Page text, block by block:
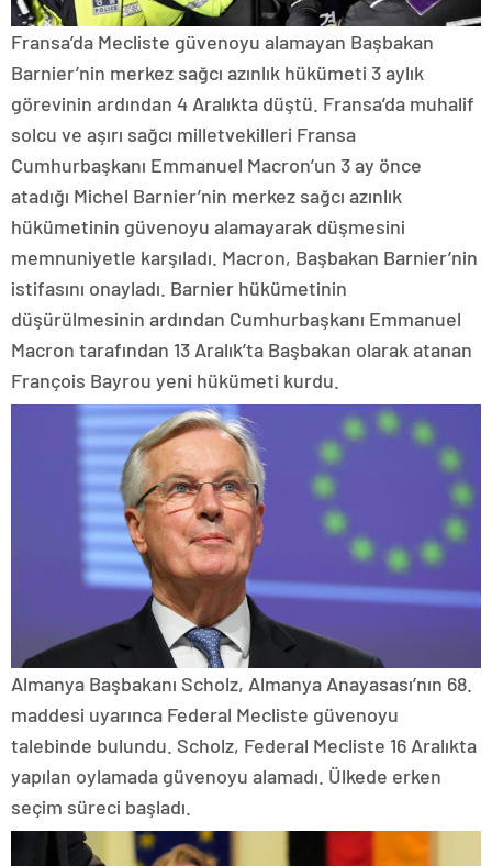
Fransa’da Mecliste güvenoyu alamayan Başbakan
Barnier’nin merkez sağcı azınlık hükümeti 3 aylık
görevinin ardından 4 Aralıkta düştü. Fransa’da muhalif
solcu ve aşırı sağcı milletvekilleri Fransa
Cumhurbaşkanı Emmanuel Macron’un 3 ay önce
atadığı Michel Barnier’nin merkez sağcı azınlık
hükümetinin güvenoyu alamayarak düşmesini
memnuniyetle karşıladı. Macron, Başbakan Barnier’nin
istifasını onayladı. Barnier hükümetinin
düşürülmesinin ardından Cumhurbaşkanı Emmanuel
Macron tarafından 13 Aralık’ta Başbakan olarak atanan
François Bayrou yeni hükümeti kurdu.
Almanya Başbakanı Scholz, Almanya Anayasası’nın 68.
maddesi uyarınca Federal Mecliste güvenoyu
talebinde bulundu. Scholz, Federal Mecliste 16 Aralıkta
yapılan oylamada güvenoyu alamadı. Ülkede erken
seçim süreci başladı.